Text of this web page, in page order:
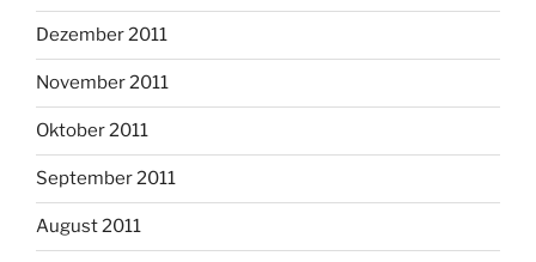
Dezember 2011
November 2011
Oktober 2011
September 2011
August 2011